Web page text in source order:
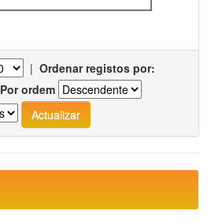
| Ordenar registos por:
Por ordem